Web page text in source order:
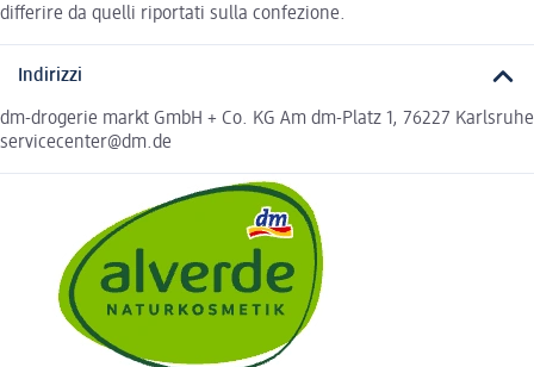
differire da quelli riportati sulla confezione.
Indirizzi
dm-drogerie markt GmbH + Co. KG Am dm-Platz 1, 76227 Karlsruhe
servicecenter@dm.de